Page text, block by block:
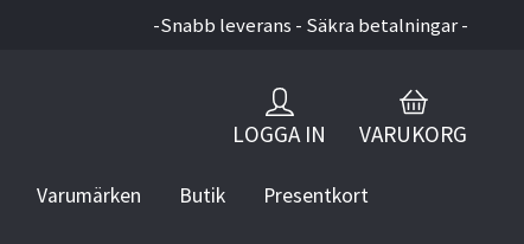
-Snabb leverans - Säkra betalningar -
LOGGA IN VARUKORG
Varumärken Butik
Presentkort